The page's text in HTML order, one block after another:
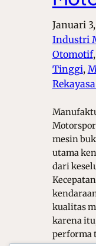
Januari
Industri
Otomotif,
Tinggi,
mesin
utama
dari
kualitas
karena
performa